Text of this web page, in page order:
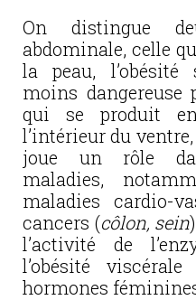
On distingue
abdominale, celle
la peau, l’obésité
moins dangereuse
qui se produit en
l’intérieur du
joue un rôle
maladies,
maladies cardio-
cancers (côlon, sein
l’activité de
l’obésité
hormones